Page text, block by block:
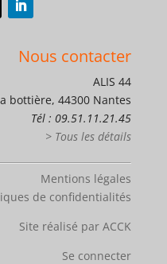
Nous contacter
ALIS 44
bottière, 44300 Nantes
Tél : 09.51.11.21.45
> Tous les détails
Mentions légales
de confidentialités
Site réalisé par ACCK
Se connecter